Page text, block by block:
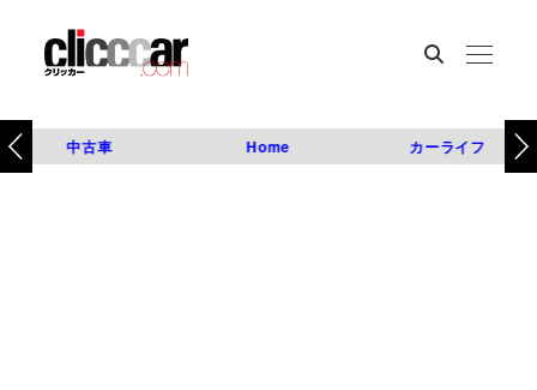
中古車 Home カーライフ